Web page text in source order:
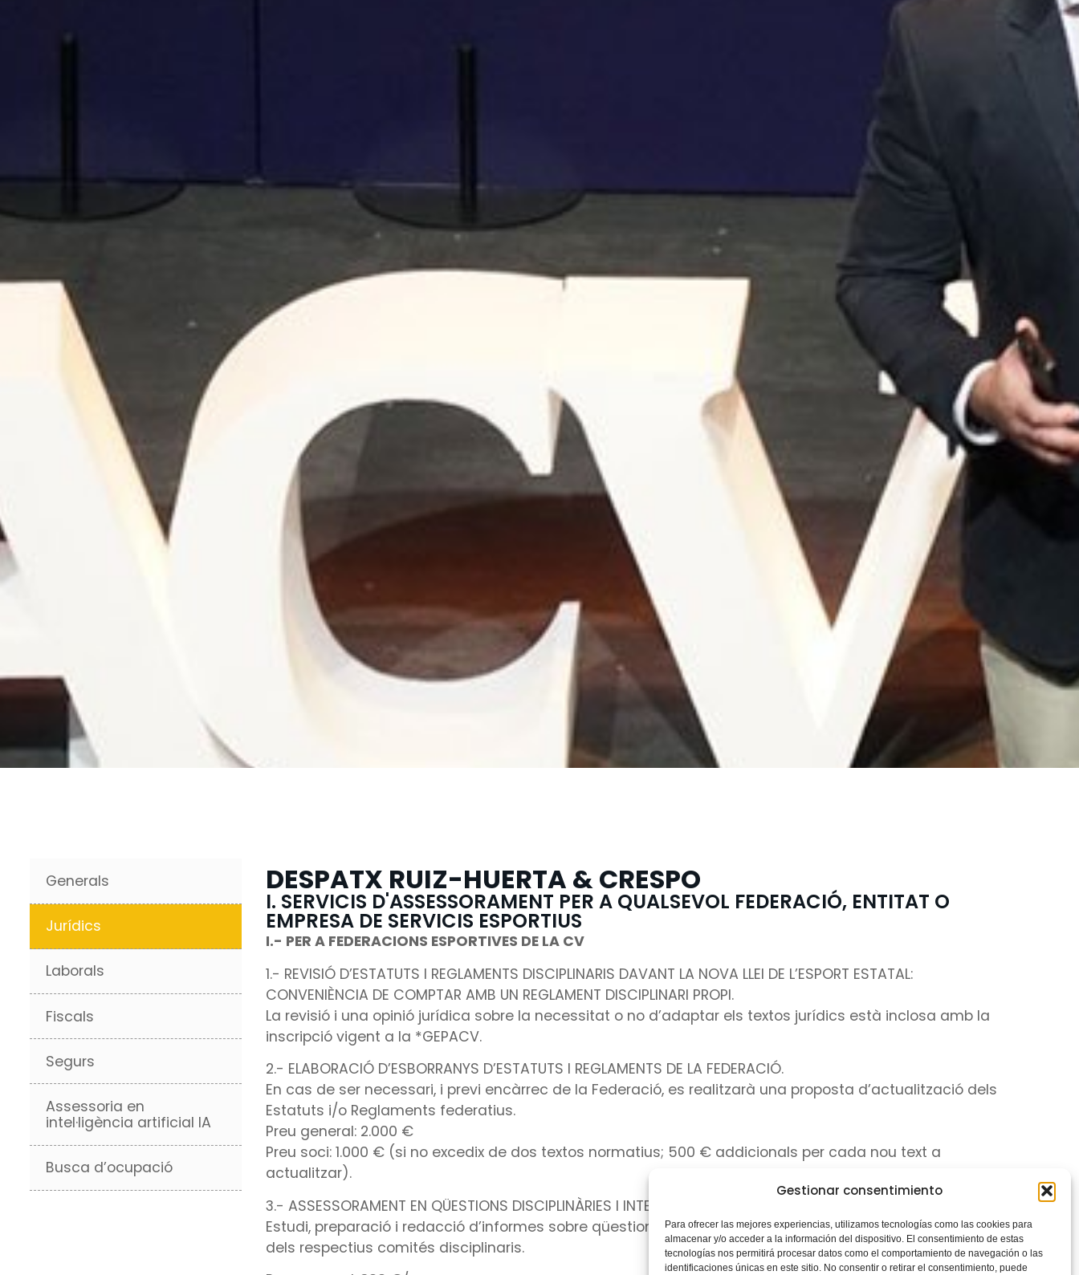
Gestionar consentimiento
Para ofrecer las mejores experiencias, utilizamos tecnologías como las cookies para
almacenar y/o acceder a la información del dispositivo. El consentimiento de estas
tecnologías nos permitirá procesar datos como el comportamiento de navegación o las
identificaciones únicas en este sitio. No consentir o retirar el consentimiento, puede
Generals
Jurídics
Laborals
Fiscals
Segurs
Assessoria en
intel·ligència artificial IA
Busca d’ocupació
DESPATX RUIZ-HUERTA & CRESPO
I. SERVICIS D'ASSESSORAMENT PER A QUALSEVOL FEDERACIÓ, ENTITAT O
EMPRESA DE SERVICIS ESPORTIUS
I.- PER A FEDERACIONS ESPORTIVES DE LA CV
1.- REVISIÓ D’ESTATUTS I REGLAMENTS DISCIPLINARIS DAVANT LA NOVA LLEI DE L’ESPORT ESTATAL:
CONVENIÈNCIA DE COMPTAR AMB UN REGLAMENT DISCIPLINARI PROPI.
La revisió i una opinió jurídica sobre la necessitat o no d’adaptar els textos jurídics està inclosa amb la
inscripció vigent a la *GEPACV.
2.- ELABORACIÓ D’ESBORRANYS D’ESTATUTS I REGLAMENTS DE LA FEDERACIÓ.
En cas de ser necessari, i previ encàrrec de la Federació, es realitzarà una proposta d’actualització dels
Estatuts i/o Reglaments federatius.
Preu general: 2.000 €
Preu soci: 1.000 € (si no excedix de dos textos normatius; 500 € addicionals per cada nou text a
actualitzar).
3.- ASSESSORAMENT EN QÜESTIONS DISCIPLINÀRIES I INTEGRACIÓ EN ÒRGANS DISCIPLINARIS.
Estudi, preparació i redacció d’informes sobre qüestions disciplinàries, integrant, si és el cas, membres
dels respectius comités disciplinaris.